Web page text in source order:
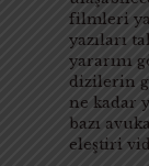
filmleri
yazıları
yararını
dizilerin
ne kadar
bazı
eleştiri